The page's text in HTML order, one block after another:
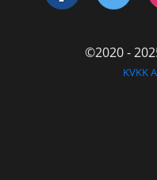
©2020 -
KVKK